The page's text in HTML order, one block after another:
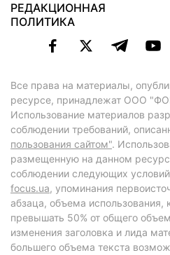
РЕДАКЦИОННАЯ
ПОЛИТИКА
Все права на материалы,
ресурсе, принадлежат ООО
Использование материалов
соблюдении требований,
пользования сайтом".
размещенную на данном
соблюдении следующих
focus.ua, упоминания
абзаца, объема
превышать 50% от общего
изменения заголовка и лида
большего объема текста